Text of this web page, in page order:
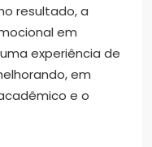
resultado, a
em
experiência de
em
e o